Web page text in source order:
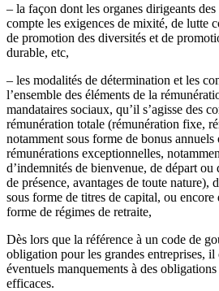
– la façon dont les organes dirigeants
compte les exigences de mixité, de lutte
de promotion des diversités et de
durable, etc,
– les modalités de détermination et les
l’ensemble des éléments de la
mandataires sociaux, qu’il s’agisse des
rémunération totale (rémunération fixe,
notamment sous forme de bonus
rémunérations exceptionnelles,
d’indemnités de bienvenue, de départ
de présence, avantages de toute nature),
sous forme de titres de capital, ou encore
forme de régimes de retraite,
Dès lors que la référence à un code de
obligation pour les grandes entreprises, il
éventuels manquements à des
efficaces.